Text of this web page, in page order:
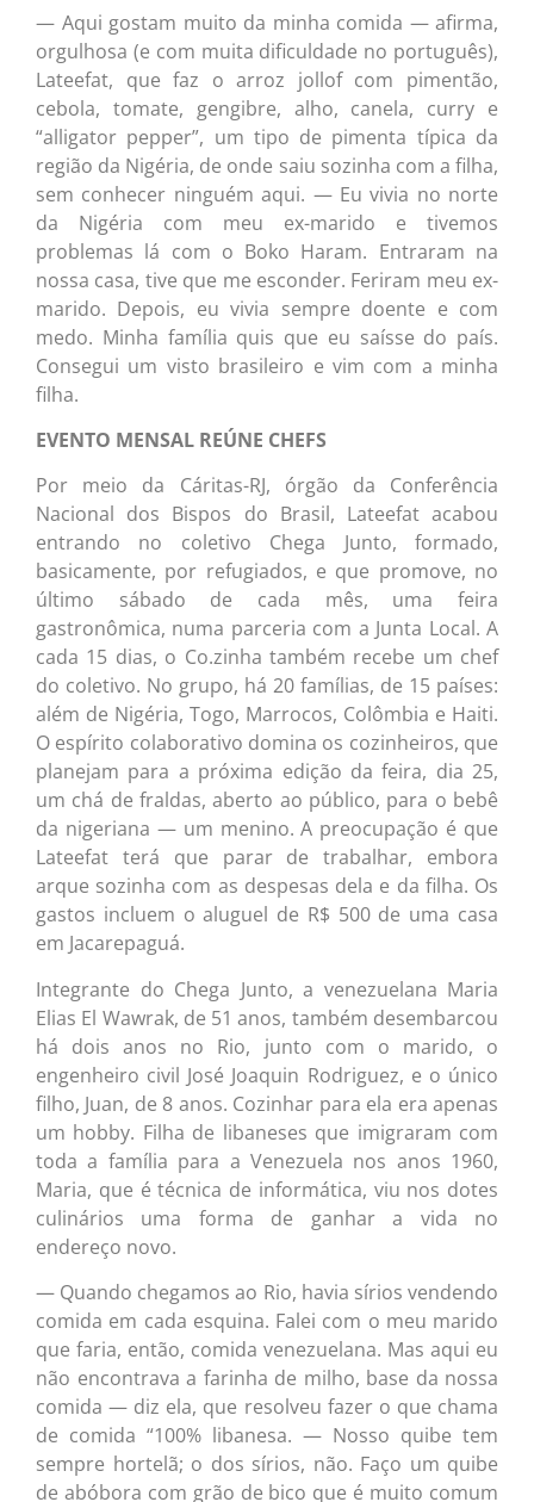
— Aqui gostam muito da minha comida — afirma,
orgulhosa (e com muita dificuldade no português),
Lateefat, que faz o arroz jollof com pimentão,
cebola, tomate, gengibre, alho, canela, curry e
“alligator pepper”, um tipo de pimenta típica da
região da Nigéria, de onde saiu sozinha com a filha,
sem conhecer ninguém aqui. — Eu vivia no norte
da Nigéria com meu ex-marido e tivemos
problemas lá com o Boko Haram. Entraram na
nossa casa, tive que me esconder. Feriram meu ex-
marido. Depois, eu vivia sempre doente e com
medo. Minha família quis que eu saísse do país.
Consegui um visto brasileiro e vim com a minha
filha.
EVENTO MENSAL REÚNE CHEFS
Por meio da Cáritas-RJ, órgão da Conferência
Nacional dos Bispos do Brasil, Lateefat acabou
entrando no coletivo Chega Junto, formado,
basicamente, por refugiados, e que promove, no
último sábado de cada mês, uma feira
gastronômica, numa parceria com a Junta Local. A
cada 15 dias, o Co.zinha também recebe um chef
do coletivo. No grupo, há 20 famílias, de 15 países:
além de Nigéria, Togo, Marrocos, Colômbia e Haiti.
O espírito colaborativo domina os cozinheiros, que
planejam para a próxima edição da feira, dia 25,
um chá de fraldas, aberto ao público, para o bebê
da nigeriana — um menino. A preocupação é que
Lateefat terá que parar de trabalhar, embora
arque sozinha com as despesas dela e da filha. Os
gastos incluem o aluguel de R$ 500 de uma casa
em Jacarepaguá.
Integrante do Chega Junto, a venezuelana Maria
Elias El Wawrak, de 51 anos, também desembarcou
há dois anos no Rio, junto com o marido, o
engenheiro civil José Joaquin Rodriguez, e o único
filho, Juan, de 8 anos. Cozinhar para ela era apenas
um hobby. Filha de libaneses que imigraram com
toda a família para a Venezuela nos anos 1960,
Maria, que é técnica de informática, viu nos dotes
culinários uma forma de ganhar a vida no
endereço novo.
— Quando chegamos ao Rio, havia sírios vendendo
comida em cada esquina. Falei com o meu marido
que faria, então, comida venezuelana. Mas aqui eu
não encontrava a farinha de milho, base da nossa
comida — diz ela, que resolveu fazer o que chama
de comida “100% libanesa. — Nosso quibe tem
sempre hortelã; o dos sírios, não. Faço um quibe
de abóbora com grão de bico que é muito comum